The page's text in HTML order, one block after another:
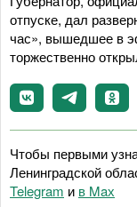
отпуске, дал
час», вышедшее в
торжественно
Чтобы первыми
Ленинградской
Telegram и в Maх